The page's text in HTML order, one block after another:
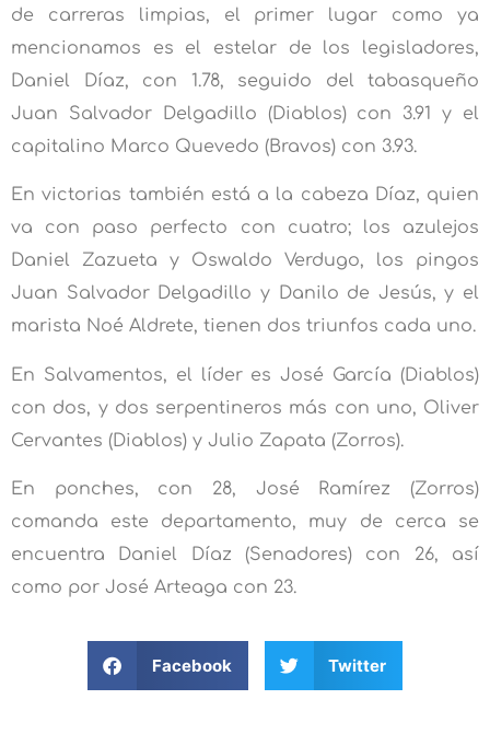
de carreras limpias, el primer lugar como ya
mencionamos es el estelar de los legisladores,
Daniel Díaz, con 1.78, seguido del tabasqueño
Juan Salvador Delgadillo (Diablos) con 3.91 y el
capitalino Marco Quevedo (Bravos) con 3.93.
En victorias también está a la cabeza Díaz, quien
va con paso perfecto con cuatro; los azulejos
Daniel Zazueta y Oswaldo Verdugo, los pingos
Juan Salvador Delgadillo y Danilo de Jesús, y el
marista Noé Aldrete, tienen dos triunfos cada uno.
En Salvamentos, el líder es José García (Diablos)
con dos, y dos serpentineros más con uno, Oliver
Cervantes (Diablos) y Julio Zapata (Zorros).
En ponches, con 28, José Ramírez (Zorros)
comanda este departamento, muy de cerca se
encuentra Daniel Díaz (Senadores) con 26, así
como por José Arteaga con 23.
Facebook Twitter